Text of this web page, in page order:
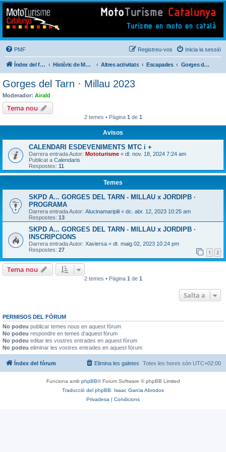
Mototurisme
Turisme en moto en català
PMF Inicia la sessió
Registreu-vos
Índex del fòrum Històric de Mototurisme Altres activitats Escapades Gorges del Tarn · Millau 2023
Gorges del Tarn · Millau 2023
Moderador: Airald
Tema nou
2 temes • Pàgina 1 de 1
Avisos
CALENDARI ESDEVENIMENTS MTC i +
Darrera entrada Autor: Mototurisme « dl. nov. 18, 2024 7:24 am
Publicat a Calendaris
Respostes: 11
Temes
SKPD A... GORGES DEL TARN - MILLAU x JORDIPB ·
PROGRAMA
Darrera entrada Autor: Alucinamaripili « dc. abr. 12, 2023 10:25 am
Respostes: 13
SKPD A... GORGES DEL TARN - MILLAU x JORDIPB ·
INSCRIPCIONS
Darrera entrada Autor: Xaviersa « dt. maig 02, 2023 10:24 pm
Respostes: 27 1 2
Tema nou
2 temes • Pàgina 1 de 1
Salta a
PERMISOS DEL FÒRUM
No podeu publicar temes nous en aquest fòrum
No podeu respondre en temes d’aquest fòrum
No podeu editar les vostres entrades en aquest fòrum
No podeu eliminar les vostres entrades en aquest fòrum
Índex del fòrum Totes les hores són UTC+02:00
Elimina les galetes
Funciona amb phpBB® Forum Software © phpBB Limited
Traducció del phpBB: Isaac Garcia Abrodos
Privadesa | Condicions